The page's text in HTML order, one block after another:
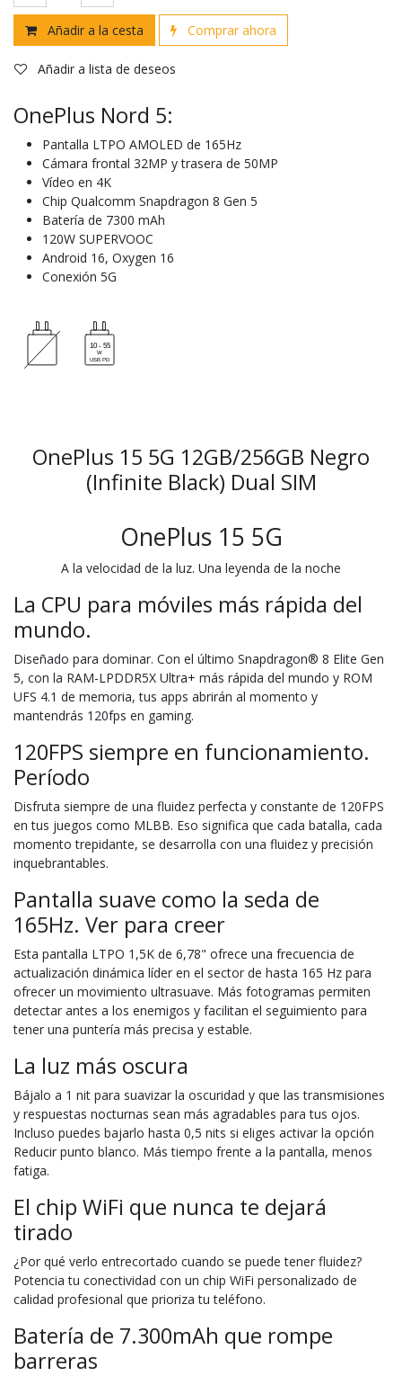
Añadir a la cesta Comprar ahora
Añadir a lista de deseos
OnePlus Nord 5:
Pantalla LTPO AMOLED de 165Hz
Cámara frontal 32MP y trasera de 50MP
Vídeo en 4K
Chip Qualcomm Snapdragon 8 Gen 5
Batería de 7300 mAh
120W SUPERVOOC
Android 16, Oxygen 16
Conexión 5G
OnePlus 15 5G 12GB/256GB Negro
(Infinite Black) Dual SIM
OnePlus 15 5G
A la velocidad de la luz. Una leyenda de la noche
La CPU para móviles más rápida del
mundo.
Diseñado para dominar. Con el último Snapdragon® 8 Elite Gen
5, con la RAM-LPDDR5X Ultra+ más rápida del mundo y ROM
UFS 4.1 de memoria, tus apps abrirán al momento y
mantendrás 120fps en gaming.
120FPS siempre en funcionamiento.
Período
Disfruta siempre de una fluidez perfecta y constante de 120FPS
en tus juegos como MLBB. Eso significa que cada batalla, cada
momento trepidante, se desarrolla con una fluidez y precisión
inquebrantables.
Pantalla suave como la seda de
165Hz. Ver para creer
Esta pantalla LTPO 1,5K de 6,78" ofrece una frecuencia de
actualización dinámica líder en el sector de hasta 165 Hz para
ofrecer un movimiento ultrasuave. Más fotogramas permiten
detectar antes a los enemigos y facilitan el seguimiento para
tener una puntería más precisa y estable.
La luz más oscura
Bájalo a 1 nit para suavizar la oscuridad y que las transmisiones
y respuestas nocturnas sean más agradables para tus ojos.
Incluso puedes bajarlo hasta 0,5 nits si eliges activar la opción
Reducir punto blanco. Más tiempo frente a la pantalla, menos
fatiga.
El chip WiFi que nunca te dejará
tirado
¿Por qué verlo entrecortado cuando se puede tener fluidez?
Potencia tu conectividad con un chip WiFi personalizado de
calidad profesional que prioriza tu teléfono.
Batería de 7.300mAh que rompe
barreras